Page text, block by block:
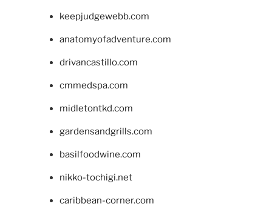
keepjudgewebb.com
anatomyofadventure.com
drivancastillo.com
cmmedspa.com
midletontkd.com
gardensandgrills.com
basilfoodwine.com
nikko-tochigi.net
caribbean-corner.com